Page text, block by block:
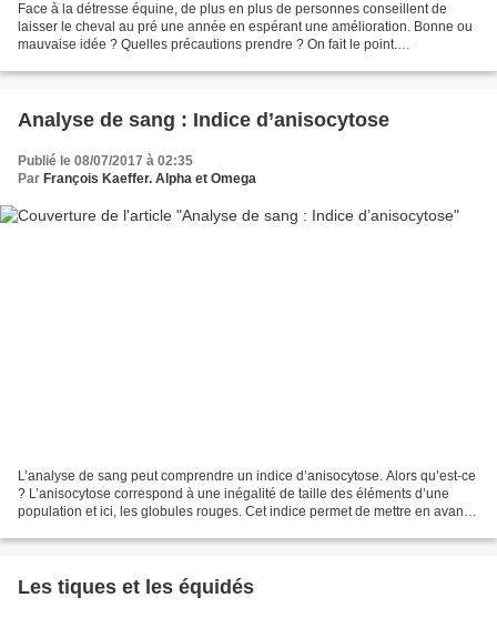
Face à la détresse équine, de plus en plus de personnes conseillent de
laisser le cheval au pré une année en espérant une amélioration. Bonne ou
mauvaise idée ? Quelles précautions prendre ? On fait le point.
Analyse de sang : Indice d’anisocytose
Publié le 08/07/2017 à 02:35
Par François Kaeffer. Alpha et Omega
L’analyse de sang peut comprendre un indice d’anisocytose. Alors qu’est-ce
? L’anisocytose correspond à une inégalité de taille des éléments d’une
population et ici, les globules rouges. Cet indice permet de mettre en avant
Les tiques et les équidés